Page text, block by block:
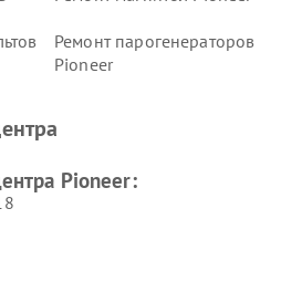
Ремонт парогенераторов
Pioneer
Pioneer: